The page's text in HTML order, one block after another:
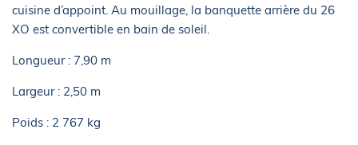
cuisine d’appoint. Au mouillage, la banquette arrière du 26
XO est convertible en bain de soleil.
Longueur : 7,90 m
Largeur : 2,50 m
Poids : 2 767 kg